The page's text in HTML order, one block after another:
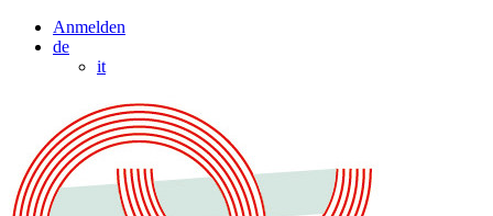
Anmelden
de
it